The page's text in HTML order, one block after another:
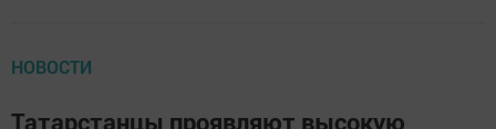
НОВОСТИ
Татарстанцы проявляют высокую